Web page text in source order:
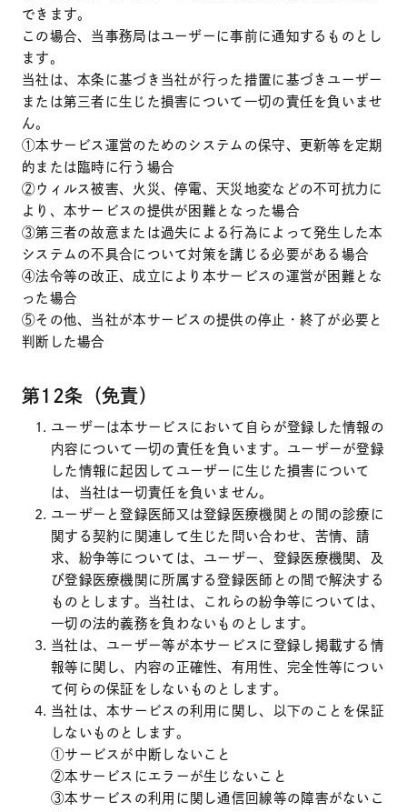
できます。
この場合、当事務局はユーザーに事前に通知するものとし
ます。
当社は、本条に基づき当社が行った措置に基づきユーザー
または第三者に生じた損害について一切の責任を負いませ
ん。
①本サービス運営のためのシステムの保守、更新等を定期
的または臨時に行う場合
②ウィルス被害、火災、停電、天災地変などの不可抗力に
より、本サービスの提供が困難となった場合
③第三者の故意または過失による行為によって発生した本
システムの不具合について対策を講じる必要がある場合
④法令等の改正、成立により本サービスの運営が困難とな
った場合
⑤その他、当社が本サービスの提供の停止・終了が必要と
判断した場合
第12条（免責）
ユーザーは本サービスにおいて自らが登録した情報の
内容について一切の責任を負います。ユーザーが登録
した情報に起因してユーザーに生じた損害について
は、当社は一切責任を負いません。
ユーザーと登録医師又は登録医療機関との間の診療に
関する契約に関連して生じた問い合わせ、苦情、請
求、紛争等については、ユーザー、登録医療機関、及
び登録医療機関に所属する登録医師との間で解決する
ものとします。当社は、これらの紛争等については、
一切の法的義務を負わないものとします。
当社は、ユーザー等が本サービスに登録し掲載する情
報等に関し、内容の正確性、有用性、完全性等につい
て何らの保証をしないものとします。
当社は、本サービスの利用に関し、以下のことを保証
しないものとします。
①サービスが中断しないこと
②本サービスにエラーが生じないこと
③本サービスの利用に関し通信回線等の障害がないこ